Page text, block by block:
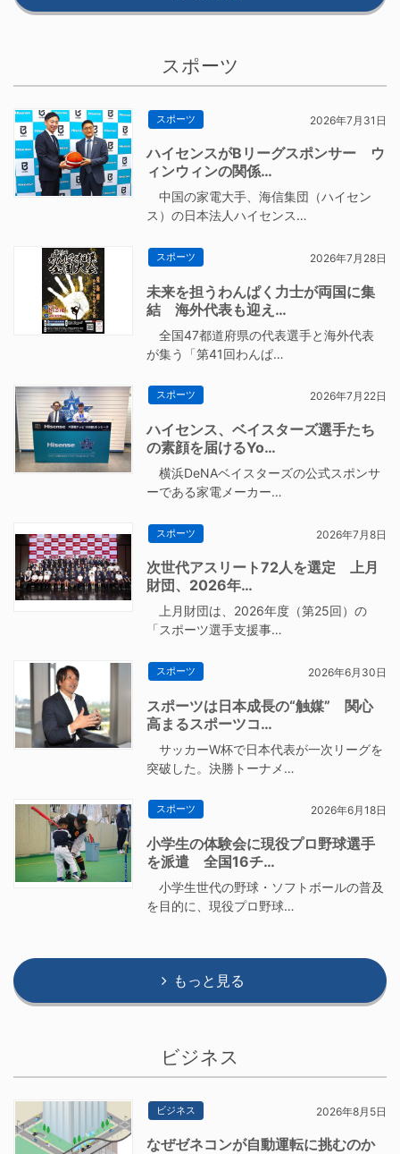
スポーツ
スポーツ 2026年7月31日
ハイセンスがBリーグスポンサー ウ
ィンウィンの関係…
中国の家電大手、海信集団（ハイセン
ス）の日本法人ハイセンス…
スポーツ 2026年7月28日
未来を担うわんぱく力士が両国に集
結 海外代表も迎え…
全国47都道府県の代表選手と海外代表
が集う「第41回わんぱ…
スポーツ 2026年7月22日
ハイセンス、ベイスターズ選手たち
の素顔を届けるYo…
横浜DeNAベイスターズの公式スポンサ
ーである家電メーカー…
スポーツ 2026年7月8日
次世代アスリート72人を選定 上月
財団、2026年…
上月財団は、2026年度（第25回）の
「スポーツ選手支援事…
スポーツ 2026年6月30日
スポーツは日本成長の“触媒” 関心
高まるスポーツコ…
サッカーW杯で日本代表が一次リーグを
突破した。決勝トーナメ…
スポーツ 2026年6月18日
小学生の体験会に現役プロ野球選手
を派遣 全国16チ…
小学生世代の野球・ソフトボールの普及
を目的に、現役プロ野球…
もっと見る
ビジネス
ビジネス 2026年8月5日
なぜゼネコンが自動運転に挑むのか